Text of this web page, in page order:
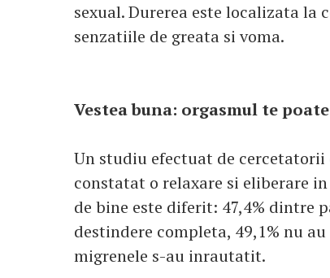
sexual. Durerea este localizata
senzatiile de greata si voma.
Vestea buna: orgasmul te
Un studiu efectuat de
constatat o relaxare si eliberare
de bine este diferit: 47,4%
destindere completa, 49,1% nu
migrenele s-au inrautatit.